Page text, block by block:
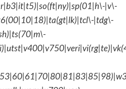
|v\-
|tdg\-